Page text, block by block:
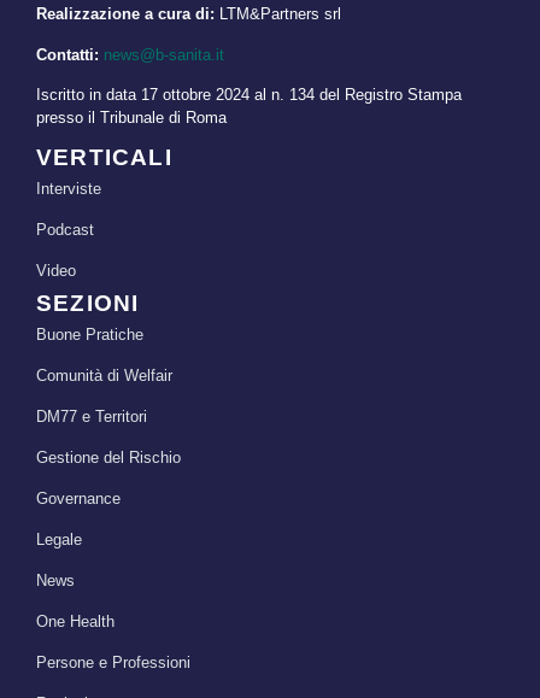
Realizzazione a cura di: LTM&Partners srl
Contatti: news@b-sanita.it
Iscritto in data 17 ottobre 2024 al n. 134 del Registro Stampa
presso il Tribunale di Roma
VERTICALI
Interviste
Podcast
Video
SEZIONI
Buone Pratiche
Comunità di Welfair
DM77 e Territori
Gestione del Rischio
Governance
Legale
News
One Health
Persone e Professioni